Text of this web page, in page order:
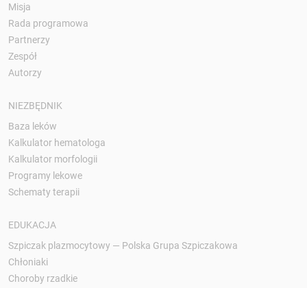
Misja
Rada programowa
Partnerzy
Zespół
Autorzy
NIEZBĘDNIK
Baza leków
Kalkulator hematologa
Kalkulator morfologii
Programy lekowe
Schematy terapii
EDUKACJA
Szpiczak plazmocytowy — Polska Grupa Szpiczakowa
Chłoniaki
Choroby rzadkie